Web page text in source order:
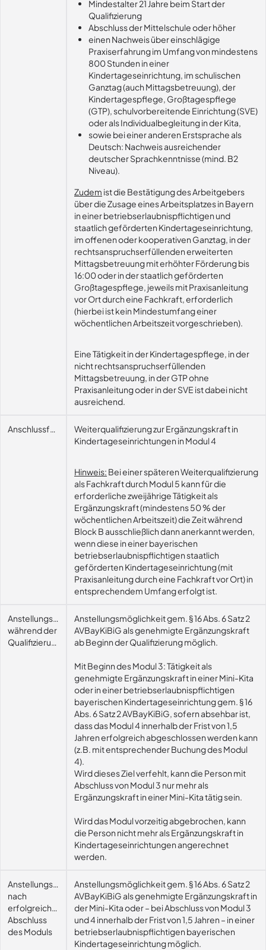
Mindestalter 21 Jahre beim Start der
Qualifizierung
Abschluss der Mittelschule oder höher
einen Nachweis über einschlägige
Praxiserfahrung im Umfang von mindestens
800 Stunden in einer
Kindertageseinrichtung, im schulischen
Ganztag (auch Mittagsbetreuung), der
Kindertagespflege, Großtagespflege
(GTP), schulvorbereitende Einrichtung (SVE)
oder als Individualbegleitung in der Kita,
sowie bei einer anderen Erstsprache als
Deutsch: Nachweis ausreichender
deutscher Sprachkenntnisse (mind. B2
Niveau).
Zudem ist die Bestätigung des Arbeitgebers
über die Zusage eines Arbeitsplatzes in Bayern
in einer betriebserlaubnispflichtigen und
staatlich geförderten Kindertageseinrichtung,
im offenen oder kooperativen Ganztag, in der
rechtsanspruchserfüllenden erweiterten
Mittagsbetreuung mit erhöhter Förderung bis
16:00 oder in der staatlich geförderten
Großtagespflege, jeweils mit Praxisanleitung
vor Ort durch eine Fachkraft, erforderlich
(hierbei ist kein Mindestumfang einer
wöchentlichen Arbeitszeit vorgeschrieben).
Eine Tätigkeit in der Kindertagespflege, in der
nicht rechtsanspruchserfüllenden
Mittagsbetreuung, in der GTP ohne
Praxisanleitung oder in der SVE ist dabei nicht
ausreichend.
AnschlussfähigkeitWeiterqualifizierung zur Ergänzungskraft in
Kindertageseinrichtungen in Modul 4
Hinweis: Bei einer späteren Weiterqualifizierung
als Fachkraft durch Modul 5 kann für die
erforderliche zweijährige Tätigkeit als
Ergänzungskraft (mindestens 50 % der
wöchentlichen Arbeitszeit) die Zeit während
Block B ausschließlich dann anerkannt werden,
wenn diese in einer bayerischen
betriebserlaubnispflichtigen staatlich
geförderten Kindertageseinrichtung (mit
Praxisanleitung durch eine Fachkraft vor Ort) in
entsprechendem Umfang erfolgt ist.
Anstellungsmöglichkeit
während der
Qualifizierung
Anstellungsmöglichkeit gem. § 16 Abs. 6 Satz 2
AVBayKiBiG als genehmigte Ergänzungskraft
ab Beginn der Qualifizierung möglich.
Mit Beginn des Modul 3: Tätigkeit als
genehmigte Ergänzungskraft in einer Mini-Kita
oder in einer betriebserlaubnispflichtigen
bayerischen Kindertageseinrichtung gem. § 16
Abs. 6 Satz 2 AVBayKiBiG, sofern absehbar ist,
dass das Modul 4 innerhalb der Frist von 1,5
Jahren erfolgreich abgeschlossen werden kann
(z.B. mit entsprechender Buchung des Modul
4).
Wird dieses Ziel verfehlt, kann die Person mit
Abschluss von Modul 3 nur mehr als
Ergänzungskraft in einer Mini-Kita tätig sein.
Wird das Modul vorzeitig abgebrochen, kann
die Person nicht mehr als Ergänzungskraft in
Kindertageseinrichtungen angerechnet
werden.
Anstellungsmöglichkeit
nach
erfolgreichem
Abschluss
des Moduls
Anstellungsmöglichkeit gem. § 16 Abs. 6 Satz 2
AVBayKiBiG als genehmigte Ergänzungskraft in
der Mini-Kita oder – bei Abschluss von Modul 3
und 4 innerhalb der Frist von 1,5 Jahren – in einer
betriebserlaubnispflichtigen bayerischen
Kindertageseinrichtung möglich.